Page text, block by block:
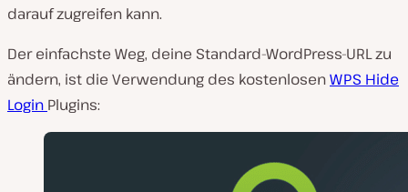
darauf zugreifen kann.
Der einfachste Weg, deine Standard-WordPress-URL zu
ändern, ist die Verwendung des kostenlosenWPS Hide
Login Plugins: